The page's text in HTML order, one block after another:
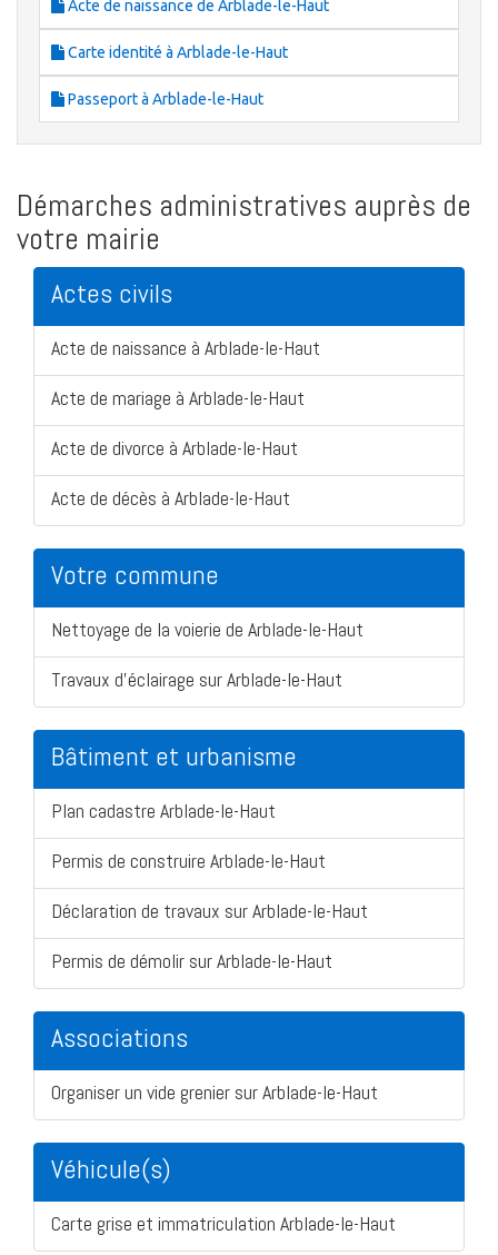
Acte de naissance de Arblade-le-Haut
Carte identité à Arblade-le-Haut
Passeport à Arblade-le-Haut
Démarches administratives auprès de
votre mairie
Actes civils
Acte de naissance à Arblade-le-Haut
Acte de mariage à Arblade-le-Haut
Acte de divorce à Arblade-le-Haut
Acte de décès à Arblade-le-Haut
Votre commune
Nettoyage de la voierie de Arblade-le-Haut
Travaux d'éclairage sur Arblade-le-Haut
Bâtiment et urbanisme
Plan cadastre Arblade-le-Haut
Permis de construire Arblade-le-Haut
Déclaration de travaux sur Arblade-le-Haut
Permis de démolir sur Arblade-le-Haut
Associations
Organiser un vide grenier sur Arblade-le-Haut
Véhicule(s)
Carte grise et immatriculation Arblade-le-Haut